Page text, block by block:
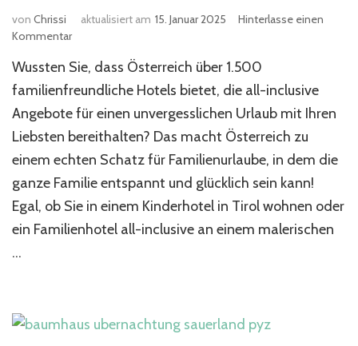
von Chrissi aktualisiert am 15. Januar 2025
Hinterlasse einen
Kommentarzu
Österreich
günstig
Inclusive​
Wussten Sie, dass Österreich über 1.500
familienfreundliche Hotels bietet, die all-inclusive
Angebote für einen unvergesslichen Urlaub mit Ihren
Liebsten bereithalten? Das macht Österreich zu
einem echten Schatz für Familienurlaube, in dem die
ganze Familie entspannt und glücklich sein kann!
Egal, ob Sie in einem Kinderhotel in Tirol wohnen oder
ein Familienhotel all-inclusive an einem malerischen
…